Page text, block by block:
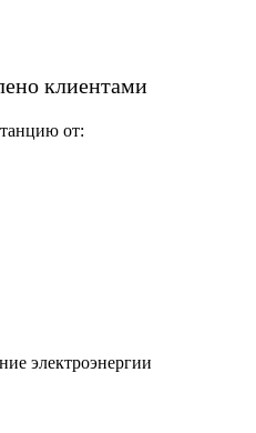
клиентами
от:
электроэнергии